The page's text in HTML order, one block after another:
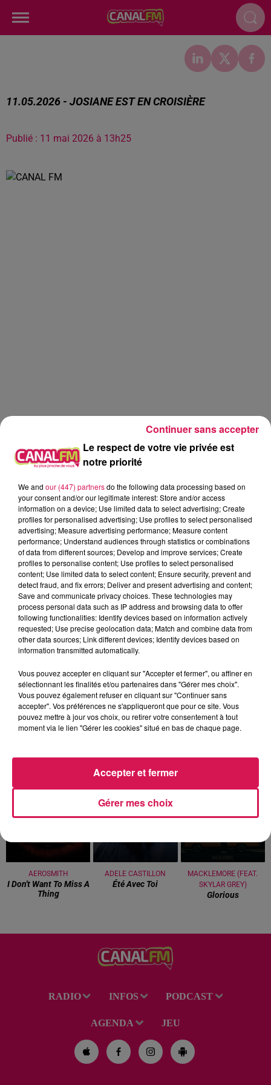
11.05.2026 - JOSIANE EST EN CROISIÈRE
Publié : 11 mai 2026 à 13h25
Canal fm
Geoffrey Deloux
11.05.2026 - Josiane est en croisière
0:00 2 min 30 sec
11 mai 2026 - 2 min 30 sec
11.05.2026 - JOSIANE EST EN CROISIÈRE
Revivez les meilleurs moments de la Ligne des Auditeurs
AEROSMITH
I Don't Want To Miss A
Thing
ADELE CASTILLON
Été Avec Toi
MACKLEMORE (FEAT.
SKYLAR GREY)
Glorious
RADIO INFOS PODCAST
AGENDA JEU
Le respect de votre vie privée est
notre priorité
We and our (447) partnersdo the following data processing based on
your consent and/or our legitimate interest: Store and/or access
information on a device; Use limited data to select advertising; Create
profiles for personalised advertising; Use profiles to select personalised
advertising; Measure advertising performance; Measure content
performance; Understand audiences through statistics or combinations
of data from different sources; Develop and improve services; Create
profiles to personalise content; Use profiles to select personalised
content; Use limited data to select content; Ensure security, prevent and
detect fraud, and fix errors; Deliver and present advertising and content;
Save and communicate privacy choices. These technologies may
process personal data such as IP address and browsing data to offer
following functionalities: Identify devices based on information actively
requested; Use precise geolocation data; Match and combine data from
other data sources; Link different devices; Identify devices based on
information transmitted automatically.
Vous pouvez accepter en cliquant sur "Accepter et fermer", ou affiner en
sélectionnant les finalités et/ou partenaires dans "Gérer mes choix".
Vous pouvez également refuser en cliquant sur "Continuer sans
accepter". Vos préférences ne s'appliqueront que pour ce site. Vous
pouvez mettre à jour vos choix, ou retirer votre consentement à tout
moment via le lien "Gérer les cookies" situé en bas de chaque page.
Gérer mes choix
Accepter et fermer
Continuer sans accepter